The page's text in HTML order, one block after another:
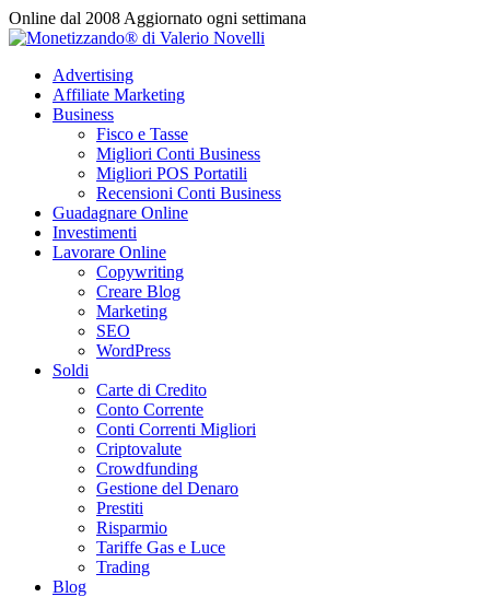
Vai
al
Online dal 2008 Aggiornato ogni settimana
Advertising
Affiliate Marketing
Business
Fisco e Tasse
Migliori Conti Business
Migliori POS Portatili
Recensioni Conti Business
Guadagnare Online
Investimenti
Lavorare Online
Copywriting
Creare Blog
Marketing
SEO
WordPress
Soldi
Carte di Credito
Conto Corrente
Conti Correnti Migliori
Criptovalute
Crowdfunding
Gestione del Denaro
Prestiti
Risparmio
Tariffe Gas e Luce
Trading
Blog